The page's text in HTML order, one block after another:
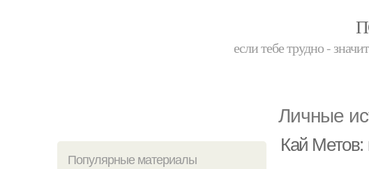
если тебе трудно -
Личные
Популярные материалы
Кай Метов: